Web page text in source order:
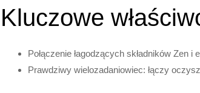
Kluczowe
Połączenie łagodzących składników Zen
Prawdziwy wielozadaniowiec: łączy